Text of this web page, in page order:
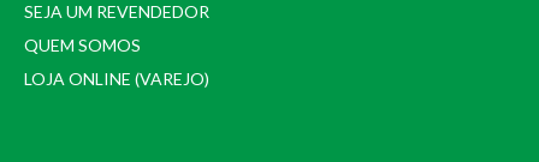
SEJA UM REVENDEDOR
QUEM SOMOS
LOJA ONLINE (VAREJO)